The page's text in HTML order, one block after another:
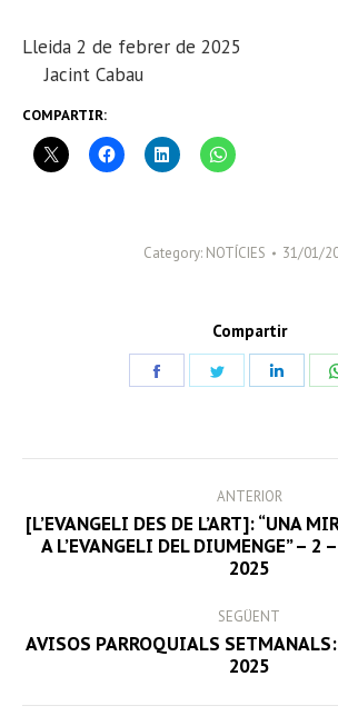
Lleida 2 de febrer
Jacint Cabau
COMPARTIR:
Category: NOTÍCIES 31/01/
Compartir
NAVIGATION
ANTERIOR
Previous
post:
[L’EVANGELI DES DE L’ART]: “UNA
A L’EVANGELI DEL DIUMENGE” – 2
2025
SEGÜENT
Next
post:
AVISOS PARROQUIALS SETMANALS:
2025